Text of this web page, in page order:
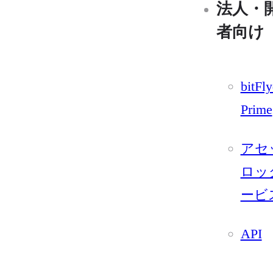
法人・
者向け
Prime
アセ
ロッ
ービ
API